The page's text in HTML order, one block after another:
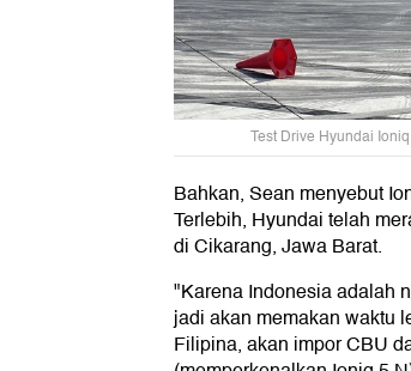
Test Drive Hyundai
Bahkan, Sean menyebut
Terlebih, Hyundai telah
di Cikarang, Jawa Barat.
"Karena Indonesia adalah
jadi akan memakan waktu
Filipina, akan impor CBU